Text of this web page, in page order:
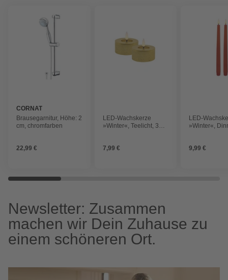
CORNAT
Brausegarnitur, Höhe: 2
cm, chromfarben
22,99 €
LED-Wachskerze
»Winter«, Teelicht, 3D-
7,99 €
LED-
»Winter«,
9,99 €
Newsletter: Zusammen
machen wir Dein Zuhause zu
einem schöneren Ort.